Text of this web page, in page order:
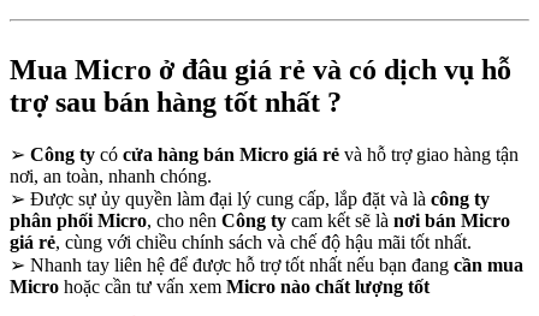
Mua Micro ở đâu giá rẻ và có dịch vụ hỗ
trợ sau bán hàng tốt nhất ?
➢ Công ty có cửa hàng bán Micro giá rẻ và hỗ trợ giao hàng tận
nơi, an toàn, nhanh chóng.
➢ Được sự ủy quyền làm đại lý cung cấp, lắp đặt và là công ty
phân phối Micro, cho nên Công ty cam kết sẽ là nơi bán Micro
giá rẻ, cùng với chiều chính sách và chế độ hậu mãi tốt nhất.
➢ Nhanh tay liên hệ để được hỗ trợ tốt nhất nếu bạn đang cần mua
Micro hoặc cần tư vấn xem Micro nào chất lượng tốt